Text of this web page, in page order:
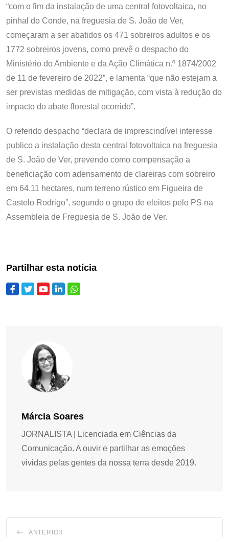
“com o fim da instalação de uma central fotovoltaica, no
pinhal do Conde, na freguesia de S. João de Ver,
começaram a ser abatidos os 471 sobreiros adultos e os
1772 sobreiros jovens, como prevê o despacho do
Ministério do Ambiente e da Ação Climática n.º 1874/2002
de 11 de fevereiro de 2022”, e lamenta “que não estejam a
ser previstas medidas de mitigação, com vista à redução do
impacto do abate florestal ocorrido”.
O referido despacho “declara de imprescindível interesse
publico a instalação desta central fotovoltaica na freguesia
de S. João de Ver, prevendo como compensação a
beneficiação com adensamento de clareiras com sobreiro
em 64.11 hectares, num terreno rústico em Figueira de
Castelo Rodrigo”, segundo o grupo de eleitos pelo PS na
Assembleia de Freguesia de S. João de Ver.
Partilhar esta notícia
Márcia Soares
JORNALISTA | Licenciada em Ciências da
Comunicação. A ouvir e partilhar as emoções
vividas pelas gentes da nossa terra desde 2019.
ANTERIOR